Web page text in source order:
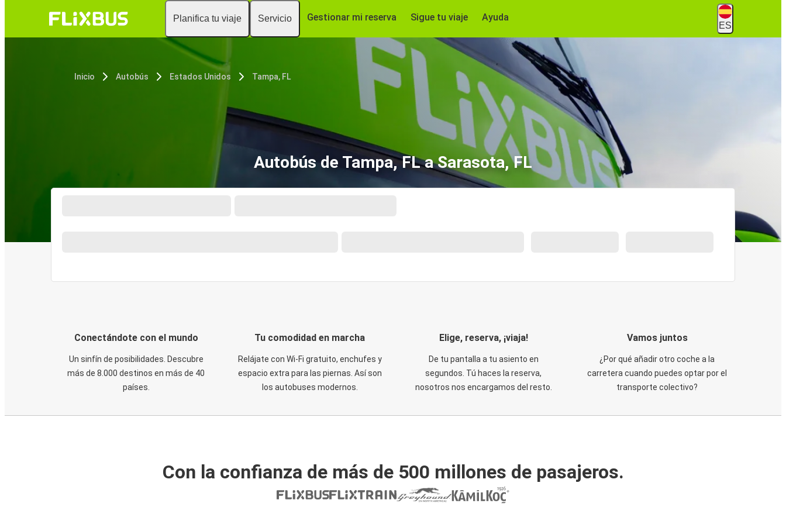
Planifica tu viaje Servicio Gestionar mi reserva Sigue tu viaje Ayuda
ES
Inicio Autobús Estados Unidos Tampa, FL
Autobús de Tampa, FL a Sarasota, FL
Conectándote con el mundo
Un sinfín de posibilidades. Descubre
más de 8.000 destinos en más de 40
países.
Tu comodidad en marcha
Relájate con Wi-Fi gratuito, enchufes y
espacio extra para las piernas. Así son
los autobuses modernos.
Elige, reserva, ¡viaja!
De tu pantalla a tu asiento en
segundos. Tú haces la reserva,
nosotros nos encargamos del resto.
Vamos juntos
¿Por qué añadir otro coche a la
carretera cuando puedes optar por el
transporte colectivo?
Con la confianza de más de 500 millones de pasajeros.